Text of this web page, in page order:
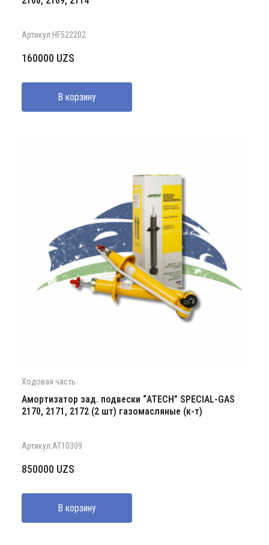
Артикул:HF522202
160000 UZS
В корзину
Ходовая часть
Амортизатор зад. подвески “ATECH” SPECIAL-GAS
2170, 2171, 2172 (2 шт) газомасляные (к-т)
Артикул:AT10309
850000 UZS
В корзину